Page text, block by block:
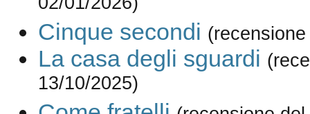
Cinque secondi
La casa degli sguardi
13/10/2025)